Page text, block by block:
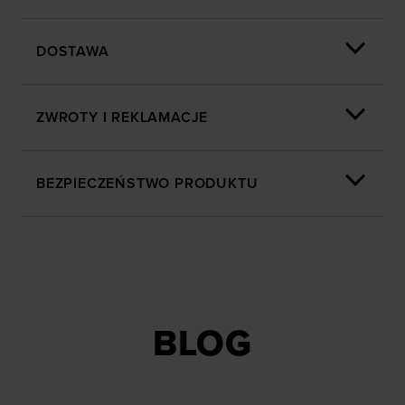
DOSTAWA
ZWROTY I REKLAMACJE
BEZPIECZEŃSTWO PRODUKTU
BLOG